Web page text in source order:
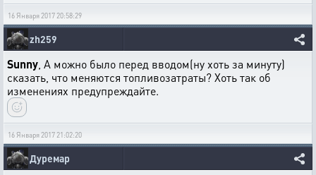
16 Января 2017 20:58:29
zh259
Sunny , А можно было перед вводом(ну хоть за минуту)
сказать, что меняются топливозатраты? Хоть так об
изменениях предупреждайте.
16 Января 2017 21:02:20
Дуремар